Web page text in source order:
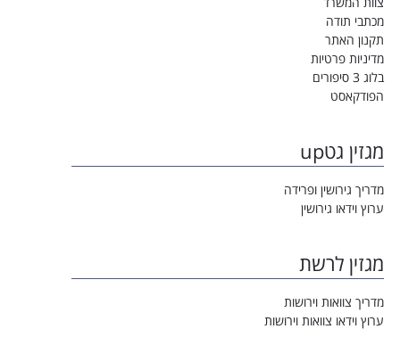
מכתבי תודה
תקנון האתר
מדיניות פרטיות
בלוג 3 סיפורים
הפודקאסט
מגזין גטup
מדריך גירושין ופרידה
ערוץ וידאו גירושין
מגזין לרשת
מדריך צוואות וירושות
ערוץ וידאו צוואות וירושות